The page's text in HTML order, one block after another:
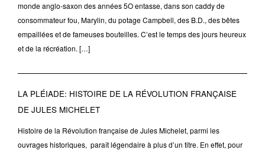
monde anglo-saxon des années 5O entasse, dans son caddy de
consommateur fou, Marylin, du potage Campbell, des B.D., des bêtes
empaillées et de fameuses bouteilles. C’est le temps des jours heureux
et de la récréation. […]
LA PLÉIADE: HISTOIRE DE LA RÉVOLUTION FRANÇAISE
DE JULES MICHELET
Histoire de la Révolution française de Jules Michelet, parmi les
ouvrages historiques, paraît légendaire à plus d’un titre. En effet, pour